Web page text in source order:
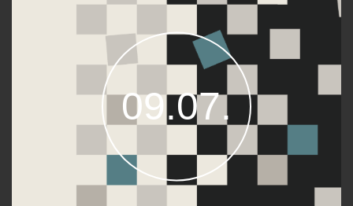
09.07.